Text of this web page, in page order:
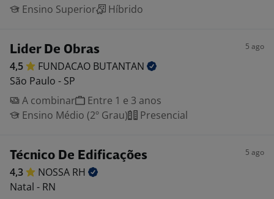
Ensino Superior
Híbrido
Lider De Obras 5 ago
4,5 FUNDACAO BUTANTAN
São Paulo - SP
A combinar
Entre 1 e 3 anos
Ensino Médio (2º Grau)
Presencial
Técnico De Edificações 5 ago
4,3 NOSSA RH
Natal - RN